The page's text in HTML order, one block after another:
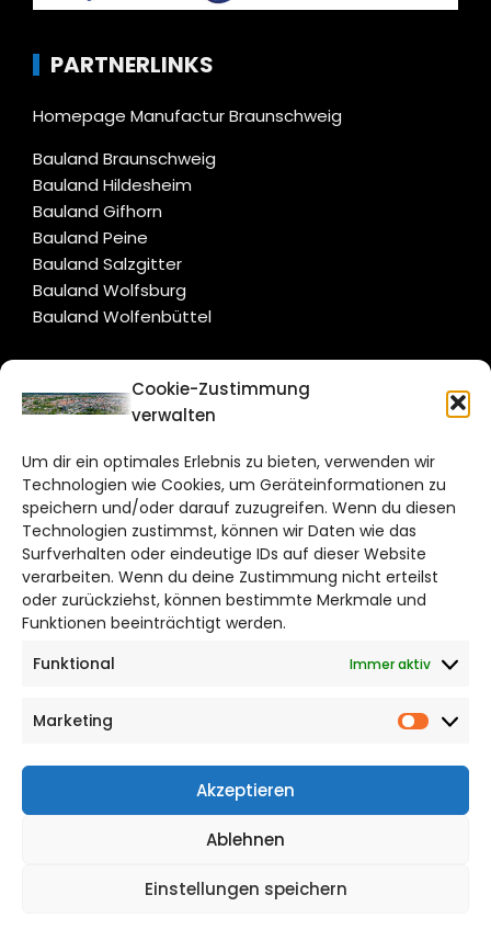
Cookie-Zustimmung
verwalten
Um dir ein optimales Erlebnis zu bieten, verwenden wir
Technologien wie Cookies, um Geräteinformationen zu
speichern und/oder darauf zuzugreifen. Wenn du diesen
Technologien zustimmst, können wir Daten wie das
Surfverhalten oder eindeutige IDs auf dieser Website
verarbeiten. Wenn du deine Zustimmung nicht erteilst
oder zurückziehst, können bestimmte Merkmale und
Funktionen beeinträchtigt werden.
Funktional
Immer aktiv
Marketing
Akzeptieren
Ablehnen
Einstellungen speichern
PARTNERLINKS
Homepage Manufactur Braunschweig
Bauland Braunschweig
Bauland Hildesheim
Bauland Gifhorn
Bauland Peine
Bauland Salzgitter
Bauland Wolfsburg
Bauland Wolfenbüttel
CITYLIFE!
Bruchtorwall 12
38100 Braunschweig
Telefon: 0531 387220 – 65
DAS STADTMAGAZIN FÜR
BRAUNSCHWEIG
Impressum
Cookie Richtlinie
CITYLIFE! BEI FACEBOOK